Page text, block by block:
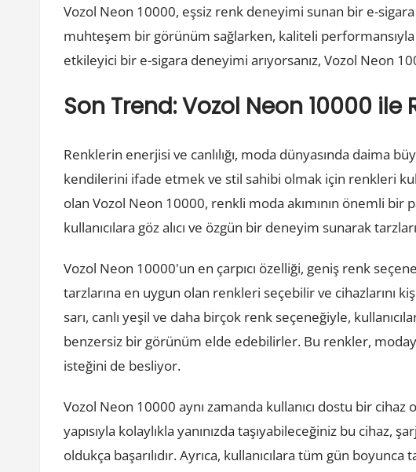
Vozol Neon 10000, eşsiz renk deneyimi sunan bir e-sigara
muhteşem bir görünüm sağlarken, kaliteli
etkileyici bir e-sigara deneyimi arıyorsanız, Vozol Neon
Son Trend: Vozol Neon 10000 ile
Renklerin enerjisi ve canlılığı, moda dünyasında daima
kendilerini ifade etmek ve stil sahibi olmak için renkleri
olan Vozol Neon 10000, renkli moda akımının önemli bir
kullanıcılara göz alıcı ve özgün bir deneyim sunarak
Vozol Neon 10000'un en çarpıcı özelliği, geniş renk
tarzlarına en uygun olan renkleri seçebilir ve cihazlarını
sarı, canlı yeşil ve daha birçok renk seçeneğiyle,
benzersiz bir görünüm elde edebilirler. Bu renkler,
isteğini de besliyor.
Vozol Neon 10000 aynı zamanda kullanıcı dostu bir cihaz
yapısıyla kolaylıkla yanınızda taşıyabileceğiniz bu cihaz,
oldukça başarılıdır. Ayrıca, kullanıcılara tüm gün